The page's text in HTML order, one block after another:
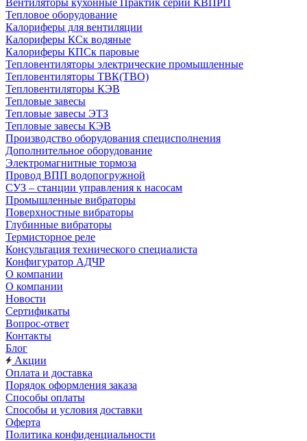
Вентиляторы кухонные Практик серии КВПРП
Тепловое оборудование
Калориферы для вентиляции
Калориферы КСк водяные
Калориферы КПСк паровые
Тепловентиляторы электрические промышленные
Тепловентиляторы ТВК(ТВО)
Тепловентиляторы КЭВ
Тепловые завесы
Тепловые завесы ЭТЗ
Тепловые завесы КЭВ
Производство оборудования специсполнения
Дополнительное оборудование
Электромагнитные тормоза
Провод ВПП водопогружной
СУЗ – станции управления к насосам
Промышленные вибраторы
Поверхностные вибраторы
Глубинные вибраторы
Термисторное реле
Консультация технического специалиста
Конфигуратор АДЧР
О компании
О компании
Новости
Сертификаты
Вопрос-ответ
Контакты
Блог
Акции
Оплата и доставка
Порядок оформления заказа
Способы оплаты
Способы и условия доставки
Оферта
Политика конфиденциальности